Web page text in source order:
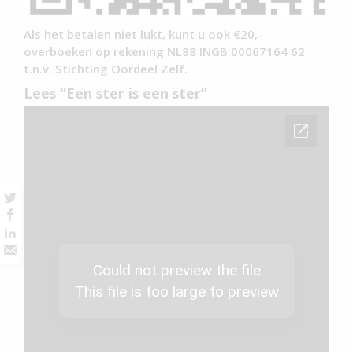
Als het betalen niet lukt, kunt u ook €20,-
overboeken op rekening NL88 INGB 00067164 62
t.n.v. Stichting Oordeel Zelf.
Lees “Een ster is een ster”